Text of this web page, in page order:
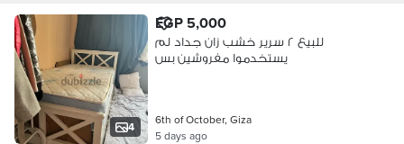
4
EGP 5,000
للبيع ٢ سرير خشب زان جداد لم
يستخدموا مفروشين بس
6th of October, Giza
5 days ago